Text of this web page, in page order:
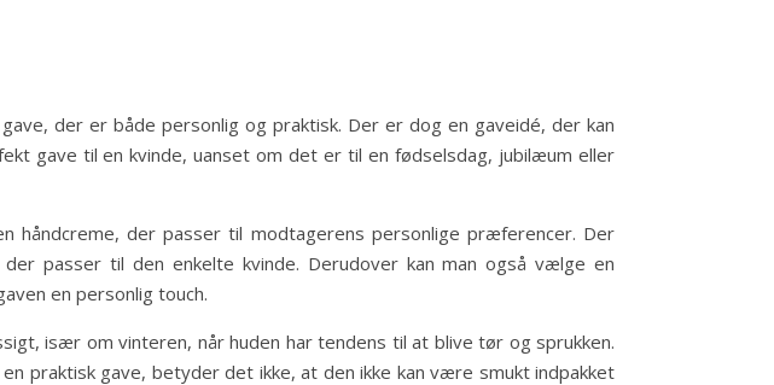
der er både personlig og praktisk. Der er dog en gaveidé, der kan
gave til en kvinde, uanset om det er til en fødselsdag, jubilæum eller
der passer til modtagerens personlige præferencer. Der
passer til den enkelte kvinde. Derudover kan man også vælge en
en personlig touch.
især om vinteren, når huden har tendens til at blive tør og sprukken.
praktisk gave, betyder det ikke, at den ikke kan være smukt indpakket